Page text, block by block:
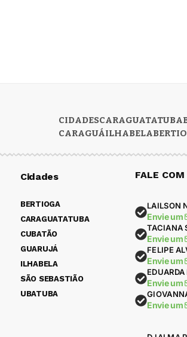
CIDADESCARAGUATATUBA
CARAGUÁILHABELA
Cidades
BERTIOGA
CARAGUATATUBA
CUBATÃO
GUARUJÁ
ILHABELA
SÃO SEBASTIÃO
UBATUBA
FALE
LAILSON
Envie um
TACIANA
Envie um
FELIPE
Envie um
Envie um
Envie um